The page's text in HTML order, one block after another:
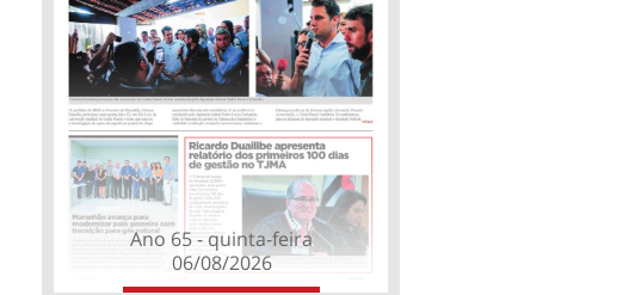
Ano 65 - quinta-feira
06/08/2026